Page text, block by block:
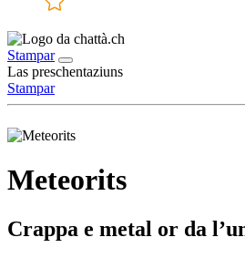
Stampar
Las preschentaziuns
Stampar
Meteorits
Crappa e metal or da